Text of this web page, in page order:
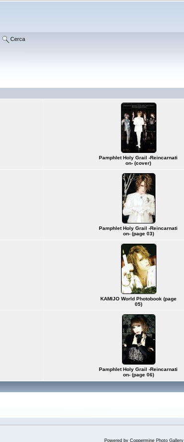
Cerca
Pamphlet Holy Grail -Reincarnati
on- (cover)
Pamphlet Holy Grail -Reincarnati
on- (page 03)
KAMIJO World Photobook (page
05)
Pamphlet Holy Grail -Reincarnati
on- (page 06)
Powered by Coppermine Photo Gallery